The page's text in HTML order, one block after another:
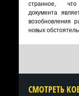
странное, что
документа
возобновления
новых